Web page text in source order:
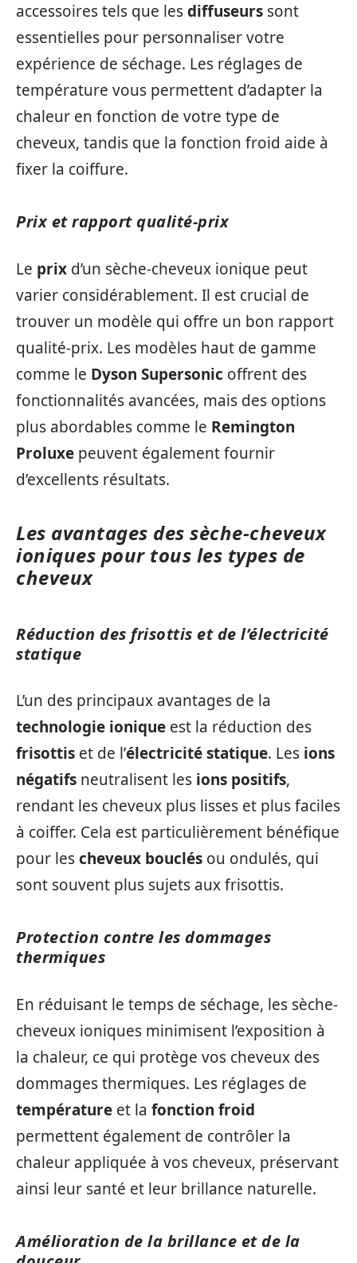
accessoires tels que lesdiffuseurs sont
essentielles pour personnaliser votre
expérience de séchage. Les réglages de
température vous permettent d’adapter la
chaleur en fonction de votre type de
cheveux, tandis que la fonction froid aide à
fixer la coiffure.
Prix et rapport qualité-prix
Le prix d’un sèche-cheveux ionique peut
varier considérablement. Il est crucial de
trouver un modèle qui offre un bon rapport
qualité-prix. Les modèles haut de gamme
comme le Dyson Supersonic offrent des
fonctionnalités avancées, mais des options
plus abordables comme le Remington
Proluxe peuvent également fournir
d’excellents résultats.
Les avantages des sèche-cheveux
ioniques pour tous les types de
cheveux
Réduction des frisottis et de l’électricité
statique
L’un des principaux avantages de la
technologie ionique est la réduction des
frisottis et de l’électricité statique. Les ions
négatifs neutralisent les ions positifs,
rendant les cheveux plus lisses et plus faciles
à coiffer. Cela est particulièrement bénéfique
pour lescheveux bouclés ou ondulés, qui
sont souvent plus sujets aux frisottis.
Protection contre les dommages
thermiques
En réduisant le temps de séchage, les sèche-
cheveux ioniques minimisent l’exposition à
la chaleur, ce qui protège vos cheveux des
dommages thermiques. Les réglages de
température et la fonction froid
permettent également de contrôler la
chaleur appliquée à vos cheveux, préservant
ainsi leur santé et leur brillance naturelle.
Amélioration de la brillance et de la